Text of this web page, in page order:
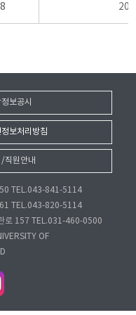
보공시
보처리방침
/직원안내
TEL.043-841-5114
TEL.043-820-5114
로 157 TEL.031-460-0500
OF